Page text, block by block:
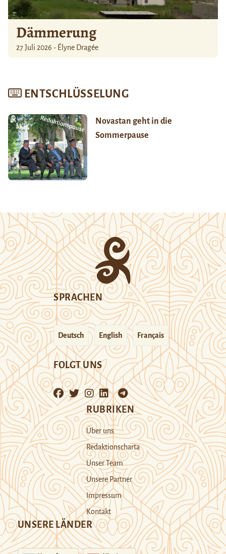
Dämmerung
27 Juli 2026 - Élyne Dragée
ENTSCHLÜSSELUNG
Novastan geht in die
Sommerpause
SPRACHEN
Deutsch English Français
FOLGT UNS
RUBRIKEN
Über uns
Redaktionscharta
Unser Team
Unsere Partner
Impressum
Kontakt
UNSERE LÄNDER